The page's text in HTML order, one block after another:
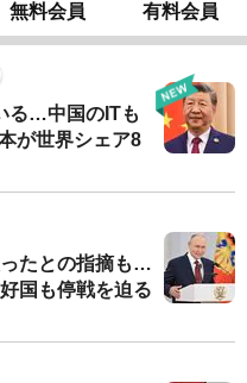
無料会員 有料会員
る…中国のITも
が世界シェア8
たとの指摘も…
国も停戦を迫る